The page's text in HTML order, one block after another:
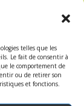
telles que les
Le fait de consentir à
le comportement de
ou de retirer son
et fonctions.